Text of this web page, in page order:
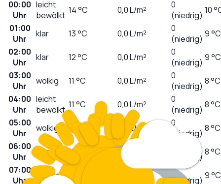
00:00
Uhr
leicht
bewölkt 14°C 0,0L/m²
0
(niedrig) 10
01:00
Uhr
klar 13°C 0,0L/m²
0
(niedrig) 9 °C
02:00
Uhr
klar 12°C 0,0L/m²
0
(niedrig) 9 °C
03:00
Uhr
wolkig 11 °C 0,0L/m²
0
(niedrig) 8 °C
04:00
Uhr
leicht
bewölkt 11 °C 0,0L/m²
0
(niedrig) 8 °C
05:00
Uhr
wolkig °C L/m²
0
(niedrig) 8 °C
06:00
Uhr
sonnig 11°C 0,0
(niedrig) 8 °C
07:00
Uhr
sonnig °C
0
(niedrig) 9 °C